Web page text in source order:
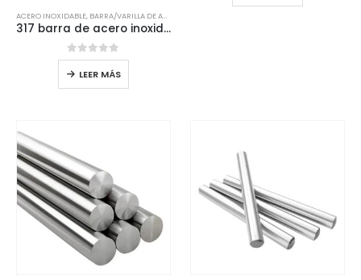
ACERO INOXIDABLE, BARRA/VARILLA DE ACERO INOXIDABLE
317 barra de acero inoxidable
0de 5
LEER MÁS